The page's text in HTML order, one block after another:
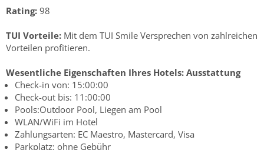
Rating: 98
TUI Vorteile: Mit dem TUI Smile Versprechen von zahlreichen
Vorteilen profitieren.
Wesentliche Eigenschaften Ihres Hotels: Ausstattung
Check-in von: 15:00:00
Check-out bis: 11:00:00
Pools:Outdoor Pool, Liegen am Pool
WLAN/WiFi im Hotel
Zahlungsarten: EC Maestro, Mastercard, Visa
Parkplatz: ohne Gebühr